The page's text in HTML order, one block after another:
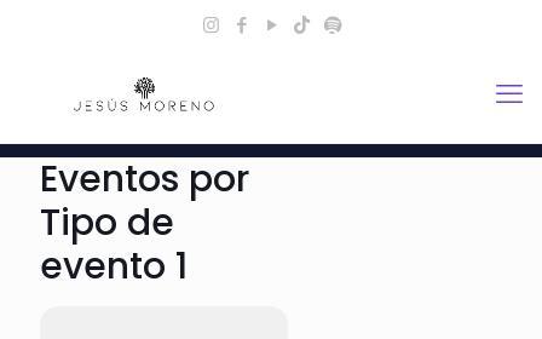
Eventos por
Tipo de
evento 1